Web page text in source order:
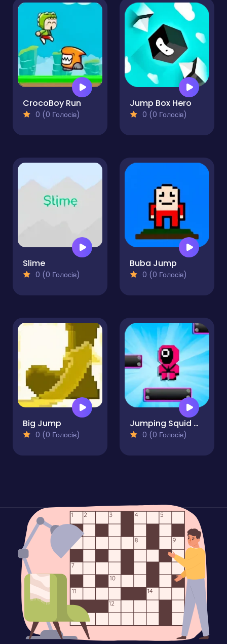
CrocoBoy Run
0 (0 Голосів)
Jump Box Hero
0 (0 Голосів)
Slime
0 (0 Голосів)
Buba Jump
0 (0 Голосів)
Big Jump
0 (0 Голосів)
Jumping Squid Game
0 (0 Голосів)